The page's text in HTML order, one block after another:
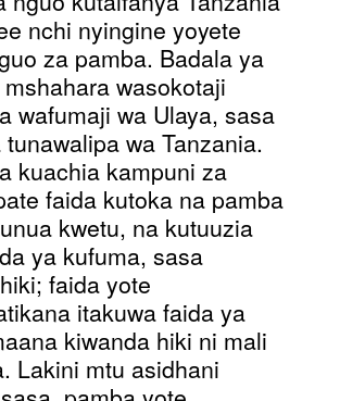
nchi nyingine yoyete
za pamba. Badala ya
wasokotaji
wafumaji wa Ulaya, sasa
wa Tanzania.
kuachia kampuni za
faida kutoka na pamba
kwetu, na kutuuzia
ya kufuma, sasa
faida yote
itakuwa faida ya
kiwanda hiki ni mali
Lakini mtu asidhani